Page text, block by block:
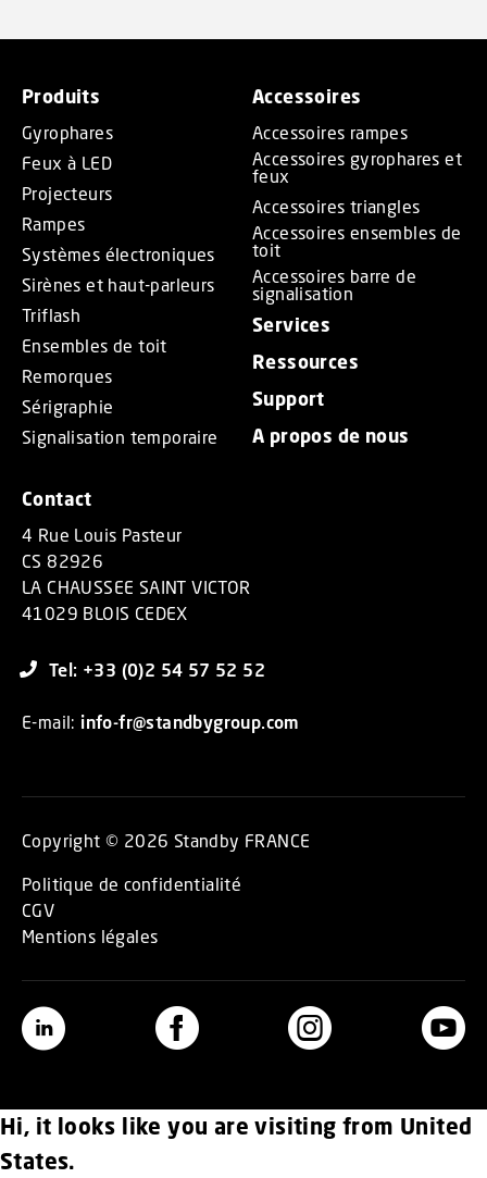
Produits
Gyrophares
Feux à LED
Projecteurs
Rampes
Systèmes électroniques
Sirènes et haut-parleurs
Triflash
Ensembles de toit
Remorques
Sérigraphie
Signalisation temporaire
Accessoires
Accessoires rampes
Accessoires gyrophares et
feux
Accessoires triangles
Accessoires ensembles de
toit
Accessoires barre de
signalisation
Services
Ressources
Support
A propos de nous
Contact
4 Rue Louis Pasteur
CS 82926
LA CHAUSSEE SAINT VICTOR
41029 BLOIS CEDEX
Tel: +33 (0)2 54 57 52 52
E-mail: info-fr@standbygroup.com
Copyright © 2026 Standby FRANCE
Politique de confidentialité
CGV
Mentions légales
Hi, it looks like you are visiting from United
States.